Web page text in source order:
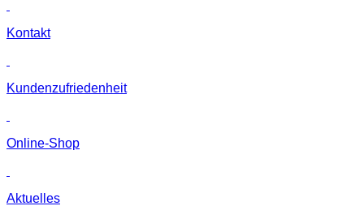
Kontakt
Kunden­zufriedenheit
Online-Shop
Aktuelles